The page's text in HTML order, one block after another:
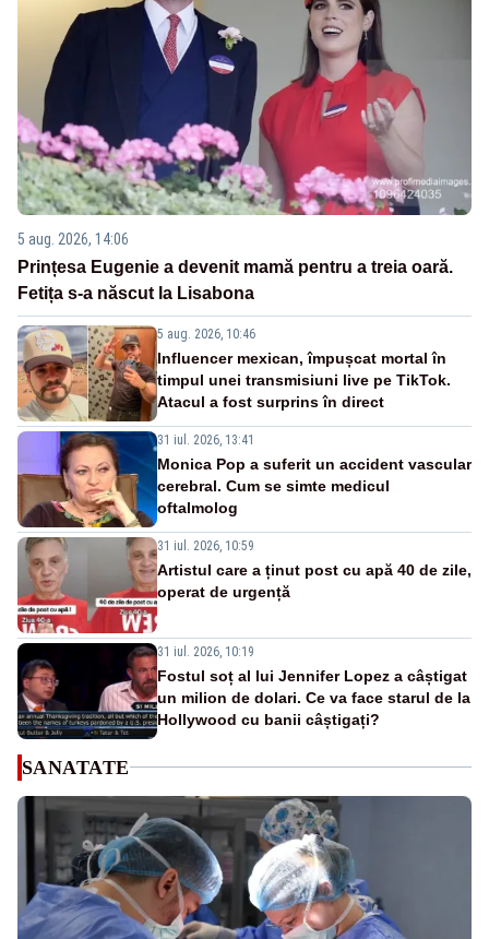
5 aug. 2026, 14:06
Prințesa Eugenie a devenit mamă pentru a treia oară.
Fetița s-a născut la Lisabona
5 aug. 2026, 10:46
Influencer mexican, împușcat mortal în
timpul unei transmisiuni live pe TikTok.
Atacul a fost surprins în direct
31 iul. 2026, 13:41
Monica Pop a suferit un accident vascular
cerebral. Cum se simte medicul
oftalmolog
31 iul. 2026, 10:59
Artistul care a ținut post cu apă 40 de zile,
operat de urgență
31 iul. 2026, 10:19
Fostul soț al lui Jennifer Lopez a câștigat
un milion de dolari. Ce va face starul de la
Hollywood cu banii câștigați?
SANATATE